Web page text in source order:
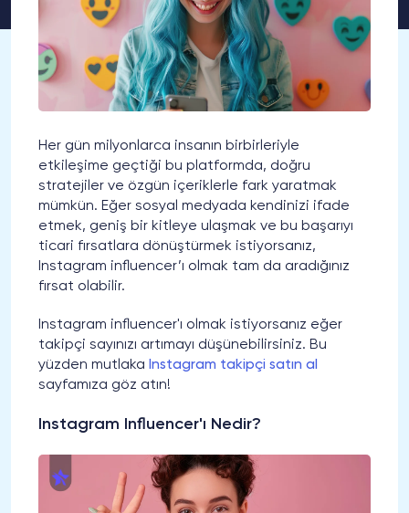
Her gün milyonlarca insanın birbirleriyle
etkileşime geçtiği bu platformda, doğru
stratejiler ve özgün içeriklerle fark yaratmak
mümkün. Eğer sosyal medyada kendinizi ifade
etmek, geniş bir kitleye ulaşmak ve bu başarıyı
ticari fırsatlara dönüştürmek istiyorsanız,
Instagram influencer’ı olmak tam da aradığınız
fırsat olabilir.
Instagram influencer'ı olmak istiyorsanız eğer
takipçi sayınızı artımayı düşünebilirsiniz. Bu
yüzden mutlaka Instagram takipçi satın al
sayfamıza göz atın!
Instagram Influencer'ı Nedir?